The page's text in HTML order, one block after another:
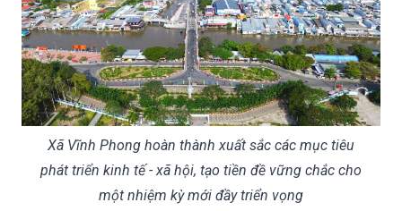
Xã Vĩnh Phong hoàn thành xuất sắc các mục tiêu
phát triển kinh tế - xã hội, tạo tiền đề vững chắc cho
một nhiệm kỳ mới đầy triển vọng